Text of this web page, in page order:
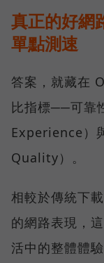
真正的好網
單點測速
答案，就藏在
比指標──可靠
Experience）
Quality）。
相較於傳統下
的網路表現，
活中的整體體